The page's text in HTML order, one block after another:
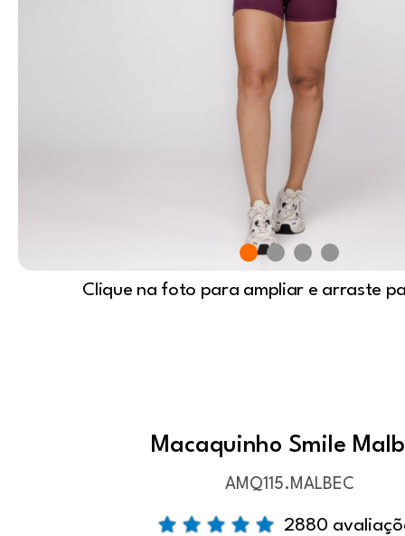
Clique na foto para ampliar e arraste
Macaquinho Smile
AMQ115.MALBEC
2880